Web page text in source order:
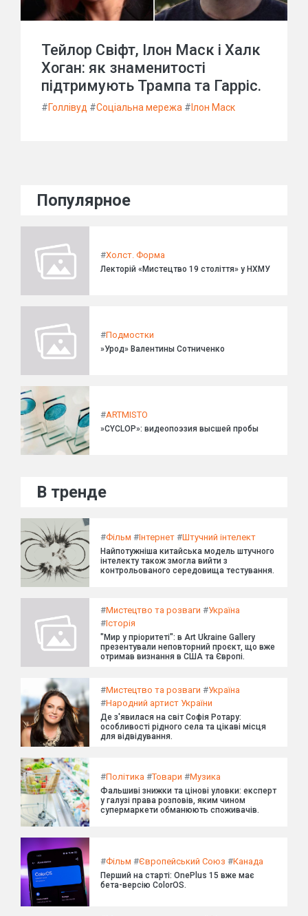
Тейлор Свіфт, Ілон Маск і Халк
Хоган: як знаменитості
підтримують Трампа та Гарріс.
#Голлівуд #Соціальна мережа # Ілон Маск
Популярное
#Холст. Форма
Лекторій «Мистецтво 19 століття» у НХМУ
#Подмостки
»Урод» Валентины Сотниченко
#ARTMISTO
»CYCLOP»: видеопоэзия высшей пробы
В тренде
#Фільм #Інтернет #Штучний інтелект
Найпотужніша китайська модель штучного
інтелекту також змогла вийти з
контрольованого середовища тестування.
#Мистецтво та розваги #Україна
#Історія
"Мир у пріоритеті": в Art Ukraine Gallery
презентували неповторний проєкт, що вже
отримав визнання в США та Європі.
#Мистецтво та розваги #Україна
#Народний артист України
Де з'явилася на світ Софія Ротару:
особливості рідного села та цікаві місця
для відвідування.
#Політика #Товари #Музика
Фальшиві знижки та цінові уловки: експерт
у галузі права розповів, яким чином
супермаркети обманюють споживачів.
#Фільм #Європейський Союз #Канада
Перший на старті: OnePlus 15 вже має
бета-версію ColorOS.